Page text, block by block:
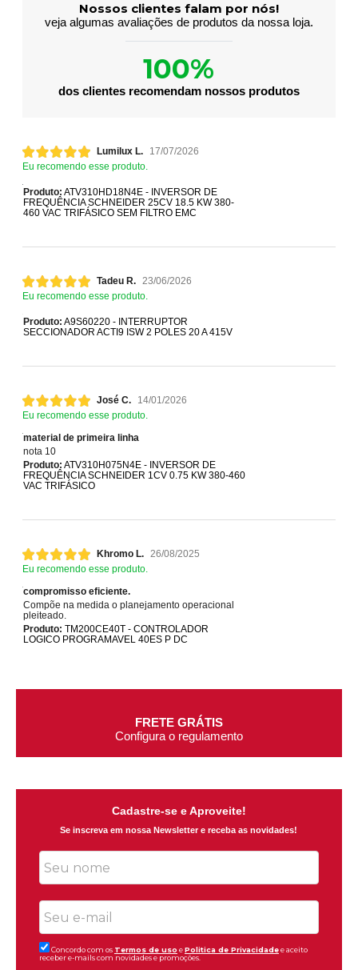
Nossos clientes falam por nós!
veja algumas avaliações de produtos da nossa loja.
100%
dos clientes recomendam nossos produtos
Lumilux L.
17/07/2026
Eu recomendo esse produto.
Produto: ATV310HD18N4E - INVERSOR DE
FREQUÊNCIA SCHNEIDER 25CV 18.5 KW 380-
460 VAC TRIFÁSICO SEM FILTRO EMC
Tadeu R. 23/06/2026
Eu recomendo esse produto.
Produto: A9S60220 - INTERRUPTOR
SECCIONADOR ACTI9 ISW 2 POLES 20 A 415V
José C.
14/01/2026
Eu recomendo esse produto.
material de primeira linha
nota 10
Produto: ATV310H075N4E - INVERSOR DE
FREQUÊNCIA SCHNEIDER 1CV 0.75 KW 380-460
VAC TRIFÁSICO
Khromo L. 26/08/2025
Eu recomendo esse produto.
compromisso eficiente.
Compõe na medida o planejamento operacional
pleiteado.
Produto: TM200CE40T - CONTROLADOR
LOGICO PROGRAMAVEL 40ES P DC
FRETE GRÁTIS
Configura o regulamento
Cadastre-se e Aproveite!
Se inscreva em nossa Newsletter e receba as novidades!
Concordo com os Termos de uso ePolitica de Privacidadee aceito
receber e-mails com novidades e promoções.